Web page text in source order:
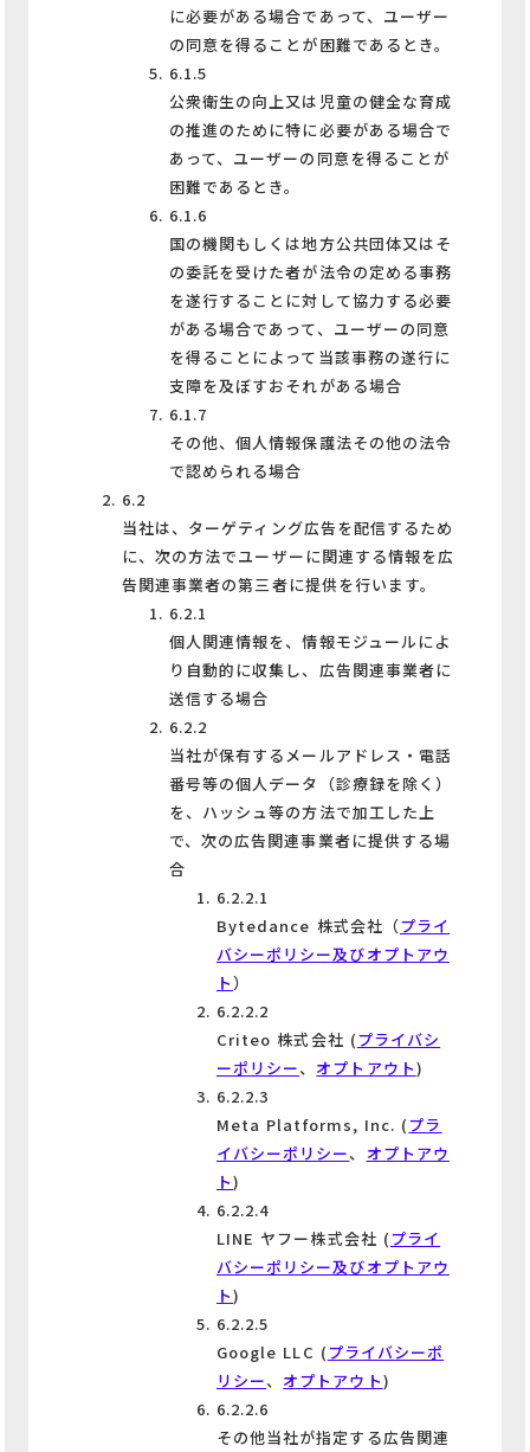
に必要がある場合であって、ユーザー
の同意を得ることが困難であるとき。
6.1.5
公衆衛生の向上又は児童の健全な育成
の推進のために特に必要がある場合で
あって、ユーザーの同意を得ることが
困難であるとき。
6.1.6
国の機関もしくは地方公共団体又はそ
の委託を受けた者が法令の定める事務
を遂行することに対して協力する必要
がある場合であって、ユーザーの同意
を得ることによって当該事務の遂行に
支障を及ぼすおそれがある場合
6.1.7
その他、個人情報保護法その他の法令
で認められる場合
6.2
当社は、ターゲティング広告を配信するため
に、次の方法でユーザーに関連する情報を広
告関連事業者の第三者に提供を行います。
6.2.1
個人関連情報を、情報モジュールによ
り自動的に収集し、広告関連事業者に
送信する場合
6.2.2
当社が保有するメールアドレス・電話
番号等の個人データ（診療録を除く）
を、ハッシュ等の方法で加工した上
で、次の広告関連事業者に提供する場
合
6.2.2.1
Bytedance 株式会社（プライ
バシーポリシー及びオプトアウ
ト）
6.2.2.2
Criteo 株式会社 (プライバシ
ーポリシー、 オプトアウト)
6.2.2.3
Meta Platforms, Inc. (プラ
イバシーポリシー、 オプトアウ
ト)
6.2.2.4
LINE ヤフー株式会社 (プライ
バシーポリシー及びオプトアウ
ト)
6.2.2.5
Google LLC (プライバシーポ
リシー、 オプトアウト)
6.2.2.6
その他当社が指定する広告関連